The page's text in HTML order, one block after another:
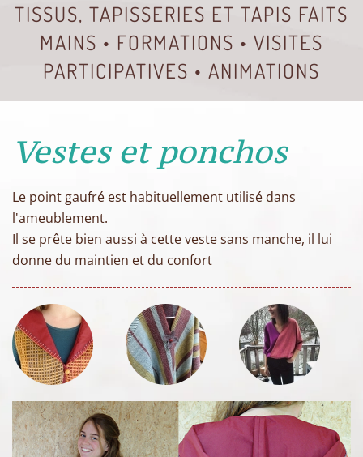
TISSUS, TAPISSERIES ET TAPIS FAITS
MAINS • FORMATIONS • VISITES
PARTICIPATIVES • ANIMATIONS
Vestes et ponchos
Le point gaufré est habituellement utilisé dans
l'ameublement.
Il se prête bien aussi à cetteveste sans manche, il lui
donne du maintien et du confort